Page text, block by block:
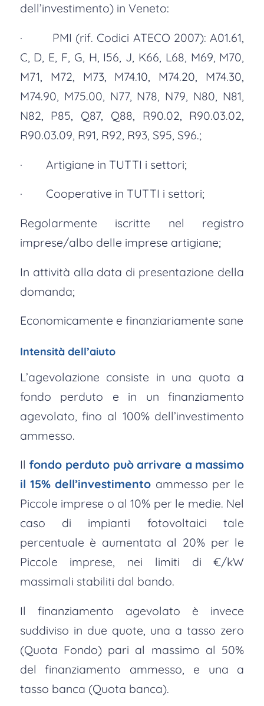
dell’investimento) in Veneto:
· PMI (rif. Codici ATECO 2007): A01.61,
C, D, E, F, G, H, I56, J, K66, L68, M69, M70,
M71, M72, M73, M74.10, M74.20, M74.30,
M74.90, M75.00, N77, N78, N79, N80, N81,
N82, P85, Q87, Q88, R90.02, R90.03.02,
R90.03.09, R91, R92, R93, S95, S96.;
· Artigiane in TUTTI i settori;
· Cooperative in TUTTI i settori;
Regolarmente iscritte nel registro
imprese/albo delle imprese artigiane;
In attività alla data di presentazione della
domanda;
Economicamente e finanziariamente sane
Intensità dell’aiuto
L’agevolazione consiste in una quota a
fondo perduto e in un finanziamento
agevolato, fino al 100% dell’investimento
ammesso.
Ilfondo perduto può arrivare a massimo
il 15% dell’investimento ammesso per le
Piccole imprese o al 10% per le medie. Nel
caso di impianti fotovoltaici tale
percentuale è aumentata al 20% per le
Piccole imprese, nei limiti di €/kW
massimali stabiliti dal bando.
Il finanziamento agevolato è invece
suddiviso in due quote, una a tasso zero
(Quota Fondo) pari al massimo al 50%
del finanziamento ammesso, e una a
tasso banca (Quota banca).